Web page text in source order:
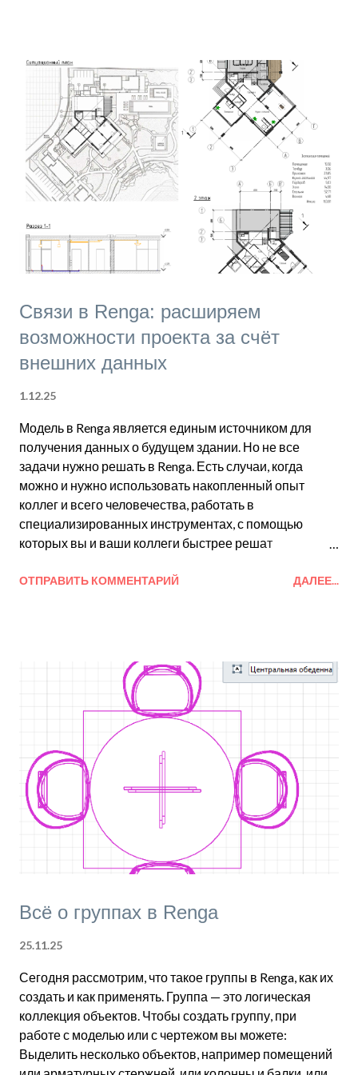
просматривать несколько IFC одновременно без
выполнения дополнительных действий. Если модель,
созданная в другой системе, изменялась,
пользователям приходилось заново вставлять её в
проект Renga, чтобы работать с актуальными
данными. C версии 8.11 модели в формате IFC4
можно вставлять как связи. Таким образом, работая в
Renga Professional или Renga Standard (начиная с
Связи в Renga: расширяем
возможности проекта за счёт
внешних данных
1.12.25
Модель в Renga является единым источником для
получения данных о будущем здании. Но не все
задачи нужно решать в Renga. Есть случаи, когда
можно и нужно использовать накопленный опыт
коллег и всего человечества, работать в
специализированных инструментах, с помощью
которых вы и ваши коллеги быстрее решат
систем, всегда можно было использовать внутри
функциональность, доступная любому специалисту,
это команда Вставить связь… . Связи можно
создавать с изображениями, 3D-моделями и
опорными чертежами в форматах DWG или DXF. При
изменении файлов в этих форматах вы можете
обновить связь в Renga в два клика. Посмотрим, как
можно использовать DWG, DXF и изображения для
оформления архитектурной подачи. Для примера
берём проект Maisonette, который находится в пап...
ОТПРАВИТЬ КОММЕНТАРИЙ ДАЛЕЕ...
Всё о группах в Renga
25.11.25
Сегодня рассмотрим, что такое группы в Renga, как их
создать и как применять. Группа — это логическая
коллекция объектов. Чтобы создать группу, при
работе с моделью или с чертежом вы можете:
Выделить несколько объектов, например помещений